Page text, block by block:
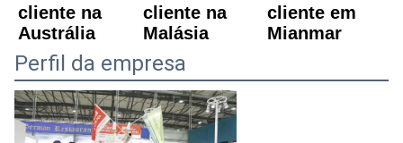
cliente na
Austrália
cliente na
Malásia
cliente em
Mianmar
Perfil da empresa